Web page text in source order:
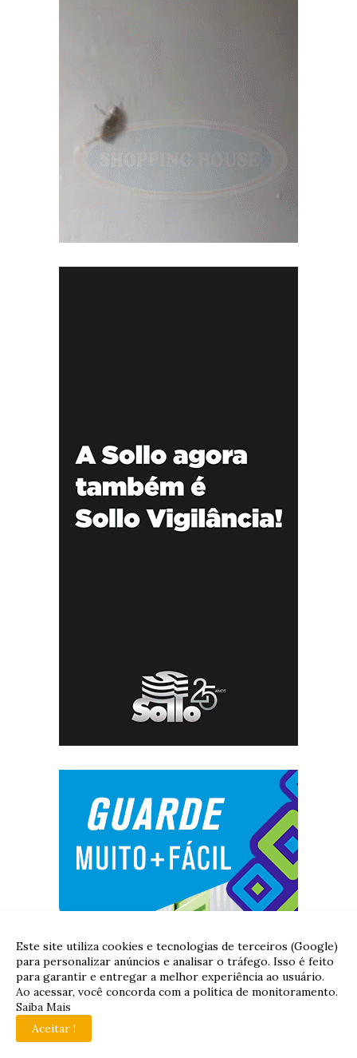
Este site utiliza cookies e tecnologias de terceiros (Google)
para personalizar anúncios e analisar o tráfego. Isso é feito
para garantir e entregar a melhor experiência ao usuário.
Ao acessar, você concorda com a política de monitoramento.
Saiba Mais
Aceitar !